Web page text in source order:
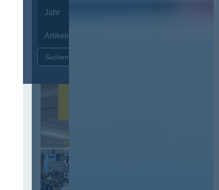
12. & 13. November 2026 in
Berlin
13. Deutscher
Vergabetag
Der Jahreskongress für
öffentliches